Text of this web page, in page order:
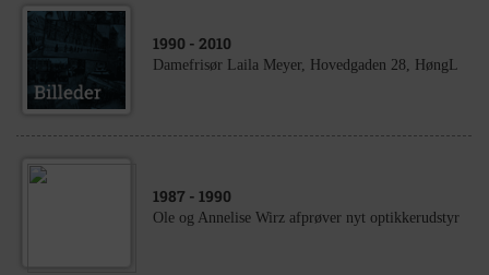
1990 - 2010
Damefrisør Laila Meyer, Hovedgaden 28, HøngL
1987 - 1990
Ole og Annelise Wirz afprøver nyt optikkerudstyr